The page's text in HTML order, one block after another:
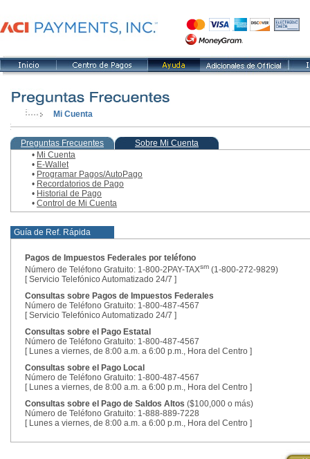
Mi Cuenta
Preguntas Frecuentes
Sobre Mi Cuenta
• Mi Cuenta
• E-Wallet
• Programar Pagos/AutoPago
• Recordatorios de Pago
• Historial de Pago
• Control de Mi Cuenta
Guía de Ref. Rápida
Pagos de Impuestos Federales por teléfono
Número de Teléfono Gratuito: 1-800-2PAY-TAXsm (1-800-272-9829)
[ Servicio Telefónico Automatizado 24/7 ]
Consultas sobre Pagos de Impuestos Federales
Número de Teléfono Gratuito: 1-800-487-4567
[ Servicio Telefónico Automatizado 24/7 ]
Consultas sobre el Pago Estatal
Número de Teléfono Gratuito: 1-800-487-4567
[ Lunes a viernes, de 8:00 a.m. a 6:00 p.m., Hora del Centro ]
Consultas sobre el Pago Local
Número de Teléfono Gratuito: 1-800-487-4567
[ Lunes a viernes, de 8:00 a.m. a 6:00 p.m., Hora del Centro ]
Consultas sobre el Pago de Saldos Altos ($100,000 o más)
Número de Teléfono Gratuito: 1-888-889-7228
[ Lunes a viernes, de 8:00 a.m. a 6:00 p.m., Hora del Centro ]